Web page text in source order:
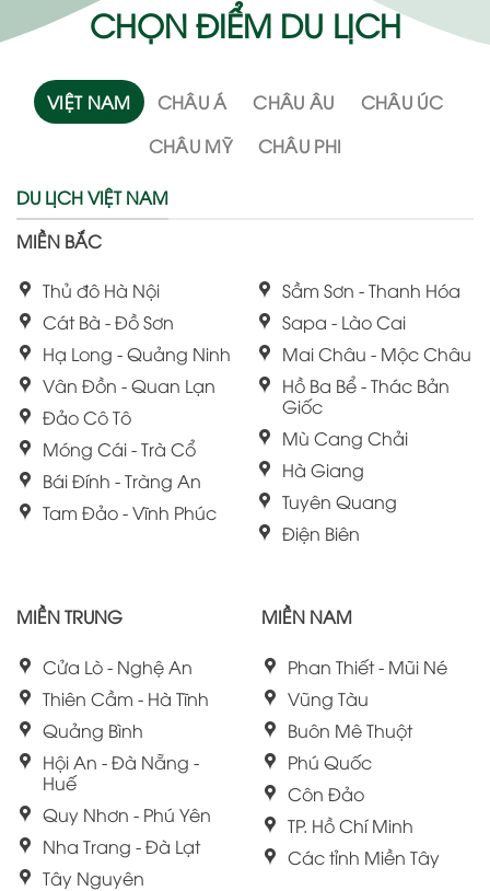
CHỌN ĐIỂM DU LỊCH
VIỆT NAM CHÂU Á CHÂU ÂU
CHÂU ÚC
CHÂU MỸ
CHÂU PHI
DU LỊCH VIỆT NAM
MIỀN BẮC
Thủ đô Hà Nội
Cát Bà - Đồ Sơn
Hạ Long - Quảng Ninh
Vân Đồn - Quan Lạn
Đảo Cô Tô
Móng Cái - Trà Cổ
Bái Đính - Tràng An
Tam Đảo - Vĩnh Phúc
Sầm Sơn - Thanh Hóa
Sapa - Lào Cai
Mai Châu - Mộc Châu
Hồ Ba Bể - Thác Bản
Giốc
Mù Cang Chải
Hà Giang
Tuyên Quang
Điện Biên
MIỀN TRUNG
Cửa Lò - Nghệ An
Thiên Cầm - Hà Tĩnh
Quảng Bình
Hội An - Đà Nẵng -
Huế
Quy Nhơn - Phú Yên
Nha Trang - Đà Lạt
Tây Nguyên
MIỀN NAM
Phan Thiết - Mũi Né
Vũng Tàu
Buôn Mê Thuột
Phú Quốc
Côn Đảo
TP. Hồ Chí Minh
Các tỉnh Miền Tây